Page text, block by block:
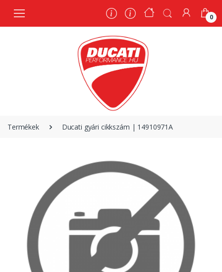
0
Termékek Ducati gyári cikkszám | 14910971A
0